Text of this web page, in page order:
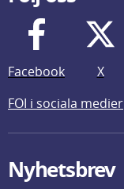
Facebook X
FOI i sociala medier
Nyhetsbrev